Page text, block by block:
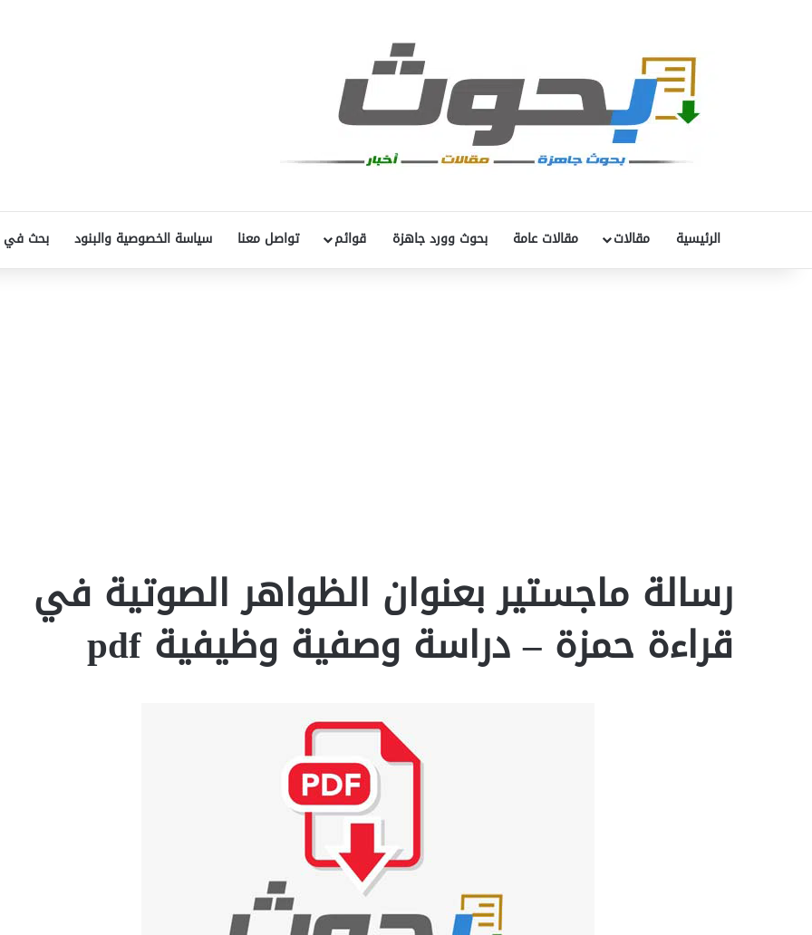
الرئيسية مقالات مقالات عامة بحوث وورد جاهزة قوائم تواصل معنا سياسة الخصوصية والبنود بحث في
رسالة ماجستير بعنوان الظواهر الصوتية في
قراءة حمزة – دراسة وصفية وظيفية pdf